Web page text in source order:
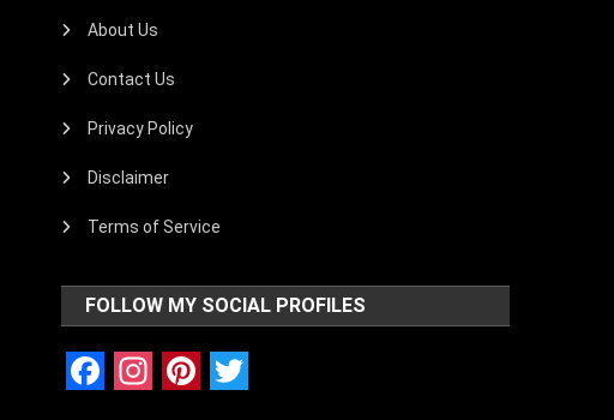
About Us
Contact Us
Privacy Policy
Disclaimer
Terms of Service
FOLLOW MY SOCIAL PROFILES